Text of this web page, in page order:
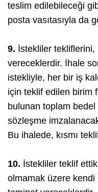
teslim edilebileceği
posta vasıtasıyla da
9. İstekliler
vereceklerdir. İhale
istekliyle, her bir iş
için teklif edilen birim
bulunan toplam
sözleşme
Bu ihalede, kısmı
10. İstekliler teklif
olmamak üzere